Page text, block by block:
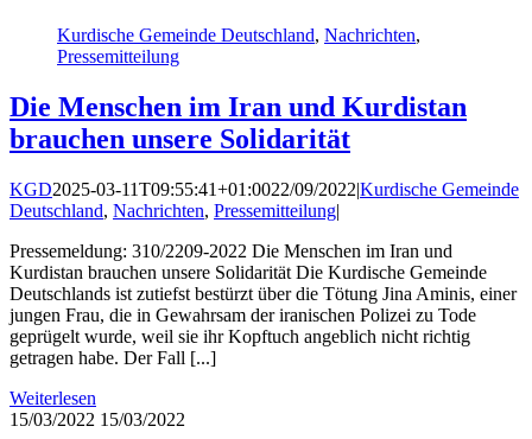
Kurdische Gemeinde Deutschland, Nachrichten,
Pressemitteilung
Die Menschen im Iran und Kurdistan
brauchen unsere Solidarität
KGD2025-03-11T09:55:41+01:0022/09/2022|Kurdische Gemeinde
Deutschland, Nachrichten, Pressemitteilung|
Pressemeldung: 310/2209-2022 Die Menschen im Iran und
Kurdistan brauchen unsere Solidarität Die Kurdische Gemeinde
Deutschlands ist zutiefst bestürzt über die Tötung Jina Aminis, einer
jungen Frau, die in Gewahrsam der iranischen Polizei zu Tode
geprügelt wurde, weil sie ihr Kopftuch angeblich nicht richtig
getragen habe. Der Fall [...]
Weiterlesen
15/03/2022 15/03/2022